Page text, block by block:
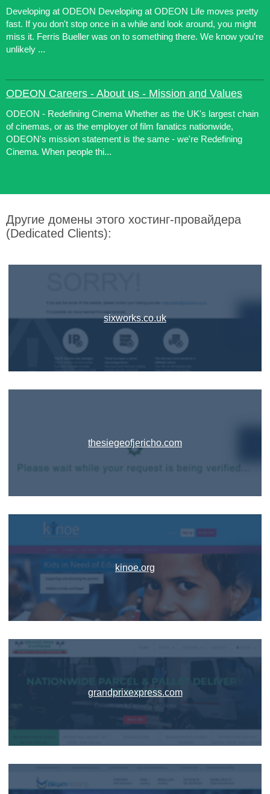
Developing at ODEON Developing at ODEON Life moves pretty
fast. If you don't stop once in a while and look around, you might
miss it. Ferris Bueller was on to something there. We know you're
unlikely ...
ODEON Careers - About us - Mission and Values
ODEON - Redefining Cinema Whether as the UK's largest chain
of cinemas, or as the employer of film fanatics nationwide,
ODEON's mission statement is the same - we're Redefining
Cinema. When people thi...
Другие домены этого хостинг-провайдера
(Dedicated Clients):
sixworks.co.uk
thesiegeofjericho.com
kinoe.org
grandprixexpress.com